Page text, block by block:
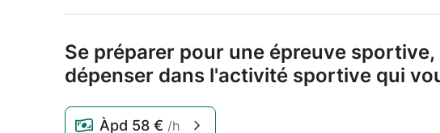
Se préparer pour une épreuve sportive,
dépenser dans l'activité sportive qui
Àpd 58 € /h